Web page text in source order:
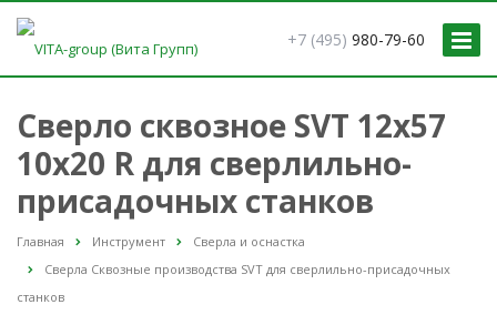
+7 (495) 980-79-60
Сверло cквозное SVT 12х57
10х20 R для сверлильно-
присадочных станков
Главная Инструмент
Сверла и оснастка
Сверла Сквозные производства SVT для сверлильно-присадочных
станков